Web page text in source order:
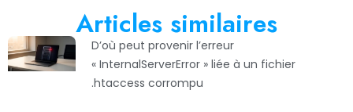
Articles similaires
D’où peut provenir l’erreur
« InternalServerError » liée à un fichier
.htaccess corrompu